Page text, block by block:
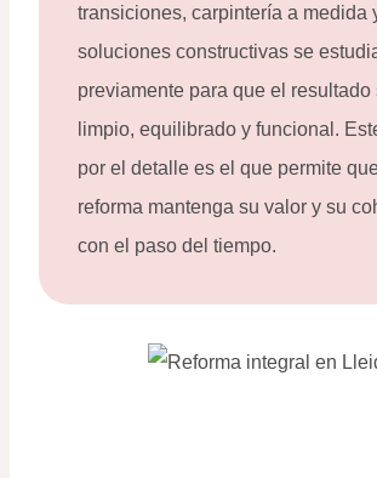
transiciones, carpintería a medida
soluciones constructivas se
previamente para que el resultado
limpio, equilibrado y funcional.
por el detalle es el que permite
reforma mantenga su valor y su
con el paso del tiempo.